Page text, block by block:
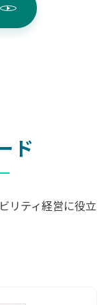
ド
リティ経営に役立